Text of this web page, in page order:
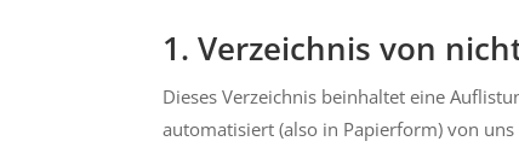
1. Verzeichnis von
Dieses Verzeichnis beinhaltet eine
automatisiert (also in Papierform) von